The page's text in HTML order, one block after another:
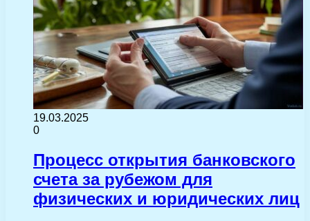
19.03.2025
0
Процесс открытия банковского
счета за рубежом для
физических и юридических лиц